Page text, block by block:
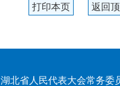
打印本页 返回
湖北省人民代表大会常务委